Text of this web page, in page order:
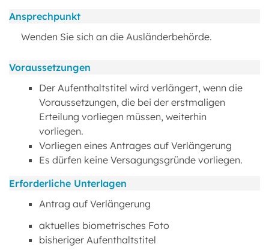
Ansprechpunkt
Wenden Sie sich an die Ausländerbehörde.
Voraussetzungen
Der Aufenthaltstitel wird verlängert, wenn die
Voraussetzungen, die bei der erstmaligen
Erteilung vorliegen müssen, weiterhin
vorliegen.
Vorliegen eines Antrages auf Verlängerung
Es dürfen keine Versagungsgründe vorliegen.
Erforderliche Unterlagen
Antrag auf Verlängerung
aktuelles biometrisches Foto
bisheriger Aufenthaltstitel